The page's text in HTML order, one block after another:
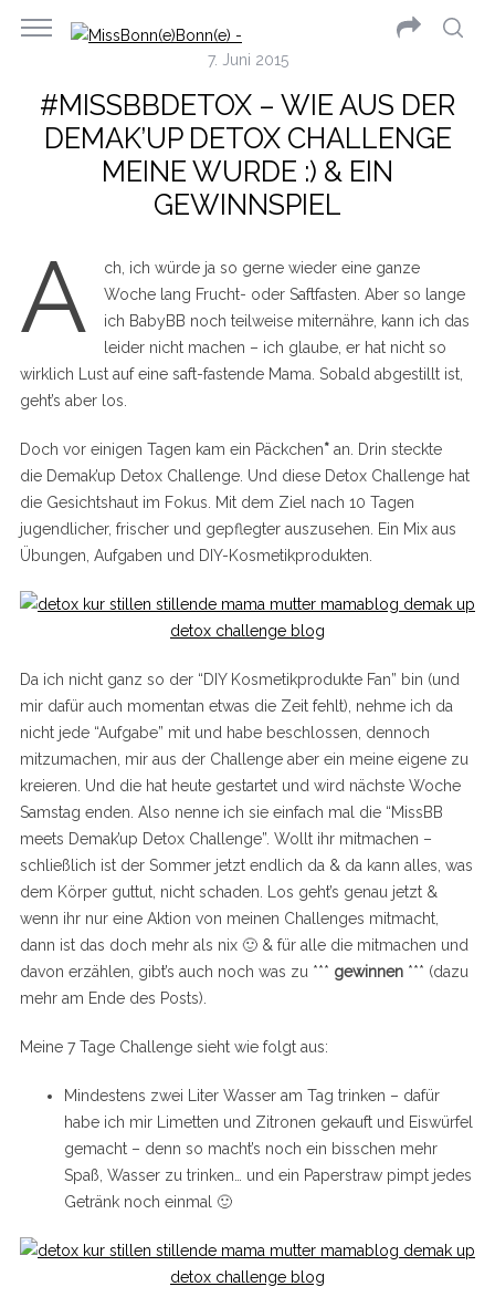
7. Juni 2015
#MISSBBDETOX – WIE AUS DER
DEMAK’UP DETOX CHALLENGE
MEINE WURDE :) & EIN
GEWINNSPIEL
A
ch, ich würde ja so gerne wieder eine ganze
Woche lang Frucht- oder Saftfasten. Aber so lange
ich BabyBB noch teilweise miternähre, kann ich das
leider nicht machen – ich glaube, er hat nicht so
wirklich Lust auf eine saft-fastende Mama. Sobald abgestillt ist,
geht’s aber los.
Doch vor einigen Tagen kam ein Päckchen*an. Drin steckte
die Demak’up Detox Challenge. Und diese Detox Challenge hat
die Gesichtshaut im Fokus. Mit dem Ziel nach 10 Tagen
jugendlicher, frischer und gepflegter auszusehen. Ein Mix aus
Übungen, Aufgaben und DIY-Kosmetikprodukten.
Da ich nicht ganz so der “DIY Kosmetikprodukte Fan” bin (und
mir dafür auch momentan etwas die Zeit fehlt), nehme ich da
nicht jede “Aufgabe” mit und habe beschlossen, dennoch
mitzumachen, mir aus der Challenge aber ein meine eigene zu
kreieren. Und die hat heute gestartet und wird nächste Woche
Samstag enden. Also nenne ich sie einfach mal die “MissBB
meets Demak’up Detox Challenge”. Wollt ihr mitmachen –
schließlich ist der Sommer jetzt endlich da & da kann alles, was
dem Körper guttut, nicht schaden. Los geht’s genau jetzt &
wenn ihr nur eine Aktion von meinen Challenges mitmacht,
dann ist das doch mehr als nix 🙂 & für alle die mitmachen und
davon erzählen, gibt’s auch noch was zu *** gewinnen*** (dazu
mehr am Ende des Posts).
Meine 7 Tage Challenge sieht wie folgt aus:
Mindestens zwei Liter Wasser am Tag trinken – dafür
habe ich mir Limetten und Zitronen gekauft und Eiswürfel
gemacht – denn so macht’s noch ein bisschen mehr
Spaß, Wasser zu trinken… und ein Paperstraw pimpt jedes
Getränk noch einmal 🙂